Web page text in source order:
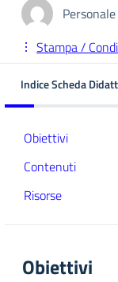
Stampa /
Indice Scheda
Obiettivi
Contenuti
Risorse
Obiettivi